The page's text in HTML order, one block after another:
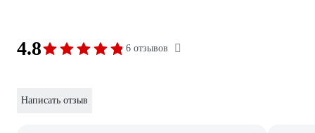
4.8 6 отзывов
Написать отзыв